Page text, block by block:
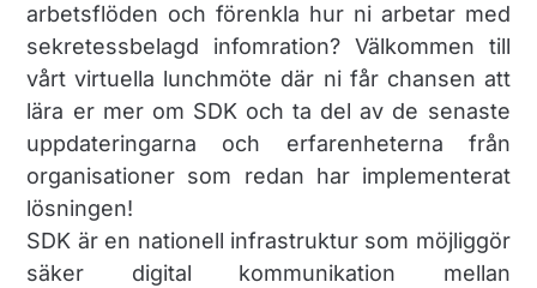
arbetsflöden och förenkla hur ni arbetar med
sekretessbelagd infomration? Välkommen till
vårt virtuella lunchmöte där ni får chansen att
lära er mer om SDK och ta del av de senaste
uppdateringarna och erfarenheterna från
organisationer som redan har implementerat
lösningen!
SDK är en nationell infrastruktur som möjliggör
säker digital kommunikation mellan